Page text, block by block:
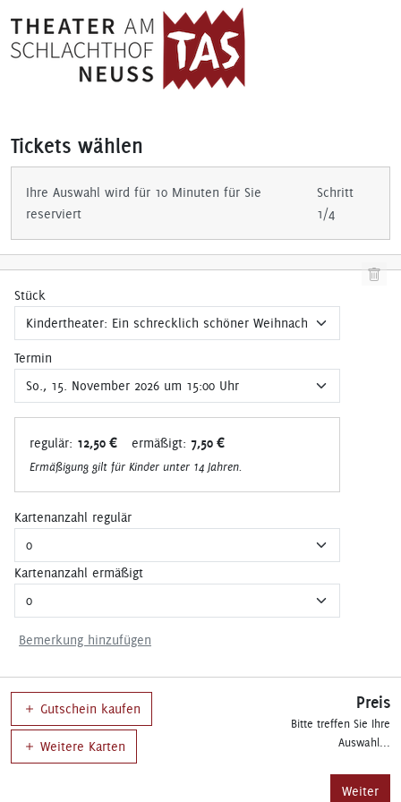
Tickets wählen
Ihre Auswahl wird für 10 Minuten für Sie
reserviert
Schritt
1/4
Stück
Termin
regulär: 12,50 € ermäßigt: 7,50 €
Ermäßigung gilt für Kinder unter 14 Jahren.
Kartenanzahl regulär
Kartenanzahl ermäßigt
Bemerkung hinzufügen
Gutschein kaufen
Weitere Karten
Preis
Bitte treffen Sie Ihre
Auswahl...
Weiter